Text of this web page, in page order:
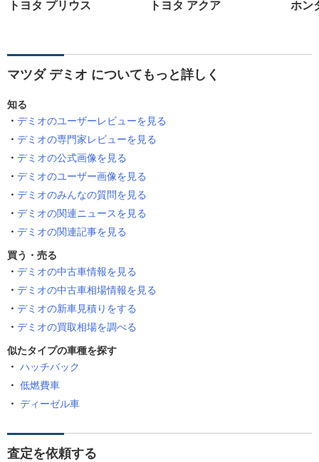
トヨタ プリウス トヨタ アクア ホン
マツダ デミオ についてもっと詳しく
知る
デミオのユーザーレビューを見る
デミオの専門家レビューを見る
デミオの公式画像を見る
デミオのユーザー画像を見る
デミオのみんなの質問を見る
デミオの関連ニュースを見る
デミオの関連記事を見る
買う・売る
デミオの中古車情報を見る
デミオの中古車相場情報を見る
デミオの新車見積りをする
デミオの買取相場を調べる
似たタイプの車種を探す
ハッチバック
低燃費車
ディーゼル車
査定を依頼する